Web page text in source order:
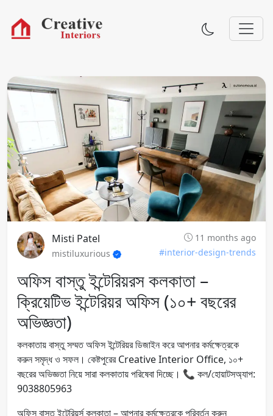
Misti Patel
11 months ago
mistiluxurious
#interior-design-trends
অফিস বাস্তু ইন্টেরিয়রস কলকাতা –
ক্রিয়েটিভ ইন্টেরিয়র অফিস (১০+ বছরের
অভিজ্ঞতা)
কলকাতায় বাস্তু সম্মত অফিস ইন্টেরিয়র ডিজাইন করে আপনার কর্মক্ষেত্রকে
করুন সমৃদ্ধ ও সফল। কেষ্টপুরের Creative Interior Office, ১০+
বছরের অভিজ্ঞতা নিয়ে সারা কলকাতায় পরিষেবা দিচ্ছে। 📞 কল/হোয়াটসঅ্যাপ:
9038805963
অফিস বাস্তু ইন্টেরিয়র্স কলকাতা – আপনার কর্মক্ষেত্রকে পরিবর্তন করুন